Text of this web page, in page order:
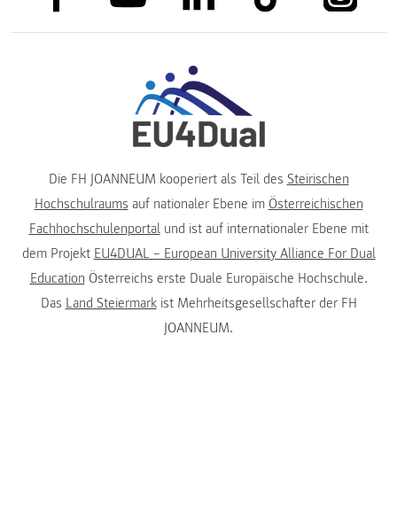
Die FH JOANNEUM kooperiert als Teil des Steirischen
Hochschulraums auf nationaler Ebene im Österreichischen
Fachhochschulenportalund ist auf internationaler Ebene mit
dem Projekt EU4DUAL – European University Alliance For Dual
Education Österreichs erste Duale Europäische Hochschule.
Das Land Steiermarkist Mehrheitsgesellschafter der FH
JOANNEUM.